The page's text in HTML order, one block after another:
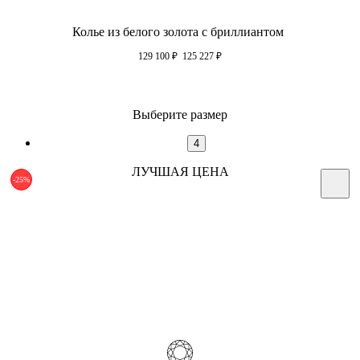
Колье из белого золота с бриллиантом
129 100 ₽ 125 227 ₽
Выберите размер
4
-25%
ЛУЧШАЯ ЦЕНА